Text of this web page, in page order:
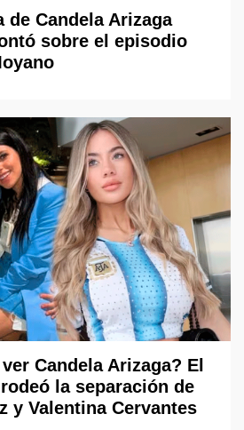
de Candela Arizaga
sobre el episodio
Candela Arizaga? El
la separación de
y Valentina Cervantes